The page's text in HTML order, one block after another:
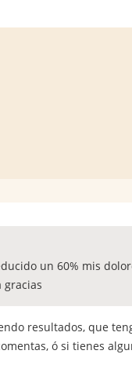
un 60% mis
gracias
resultados, que
ó si tienes